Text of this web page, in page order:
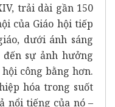
trải dài gần 150
của Giáo hội tiếp
dưới ánh sáng
sự ảnh hưởng
công bằng hơn.
hóa trong suốt
nổi tiếng của nó –